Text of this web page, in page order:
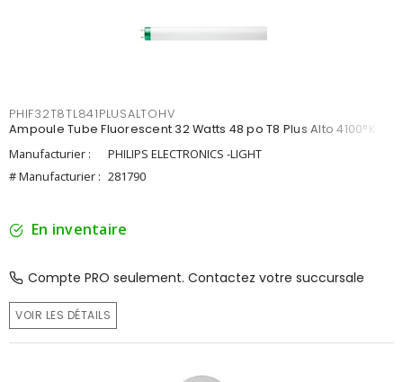
PHIF32T8TL841PLUSALTOHV
Ampoule Tube Fluorescent 32 Watts 48 po T8 Plus Alto 4100°K
Manufacturier :
PHILIPS ELECTRONICS -LIGHT
# Manufacturier : 281790
En inventaire
Compte PRO seulement. Contactez votre succursale
VOIR LES DÉTAILS